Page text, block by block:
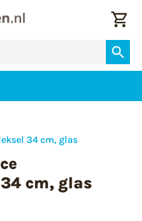
34 cm, glas
cm, glas